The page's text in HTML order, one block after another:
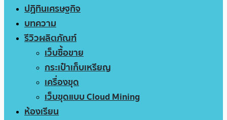
ปฏิทินเศรษฐกิจ
บทความ
รีวิวผลิตภัณฑ์
เว็บซื้อขาย
กระเป๋าเก็บเหรียญ
เครื่องขุด
เว็บขุดแบบ Cloud Mining
ห้องเรียน